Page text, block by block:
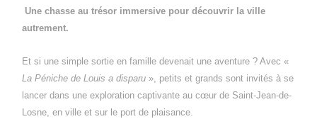
Une chasse au trésor immersive pour découvrir la ville
autrement.
Et si une simple sortie en famille devenait une aventure ? Avec «
La Péniche de Louis a disparu », petits et grands sont invités à se
lancer dans une exploration captivante au cœur de Saint-Jean-de-
Losne, en ville et sur le port de plaisance.